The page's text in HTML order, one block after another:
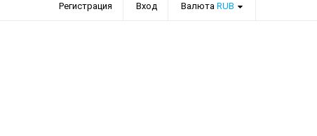
Регистрация Вход Валюта RUB